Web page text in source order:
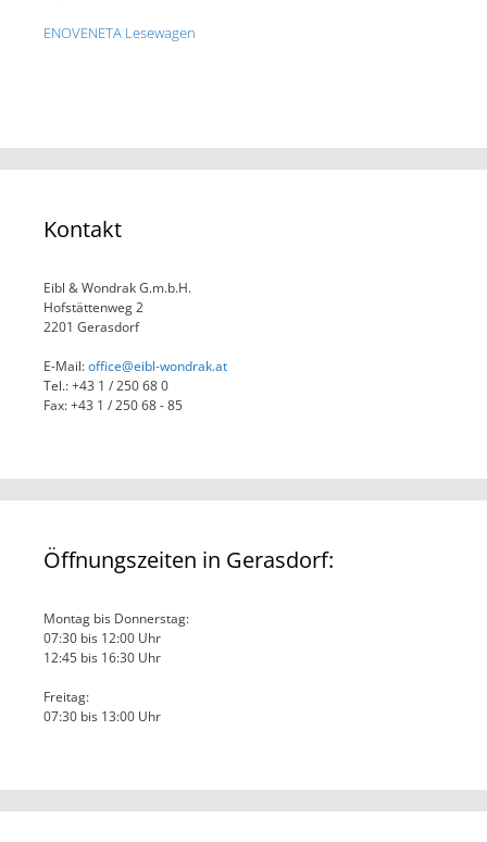
ENOVENETA Lesewagen
Kontakt
Eibl & Wondrak G.m.b.H.
Hofstättenweg 2
2201 Gerasdorf
E-Mail:office@eibl-wondrak.at
Tel.: +43 1 / 250 68 0
Fax: +43 1 / 250 68 - 85
Öffnungszeiten in Gerasdorf:
Montag bis Donnerstag:
07:30 bis 12:00 Uhr
12:45 bis 16:30 Uhr
Freitag:
07:30 bis 13:00 Uhr